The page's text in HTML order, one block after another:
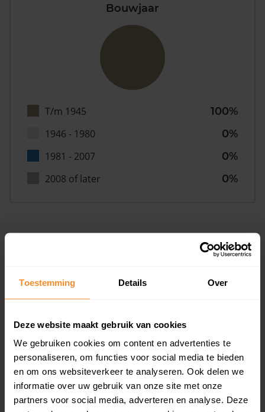
Toestemming Details Over
Deze website maakt gebruik van cookies
We gebruiken cookies om content en advertenties te
personaliseren, om functies voor social media te bieden
en om ons websiteverkeer te analyseren. Ook delen we
informatie over uw gebruik van onze site met onze
partners voor social media, adverteren en analyse. Deze
Bouwjaar
T/m 1945
100%
1946 - 1980
0%
1981 - 2007
0%
2008 of later
0%
Type huishoudens
Eénpersoons
27%